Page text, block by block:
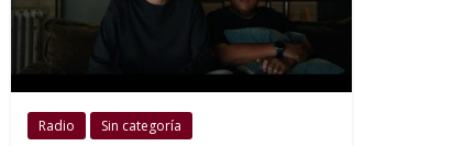
Radio Sin categoría